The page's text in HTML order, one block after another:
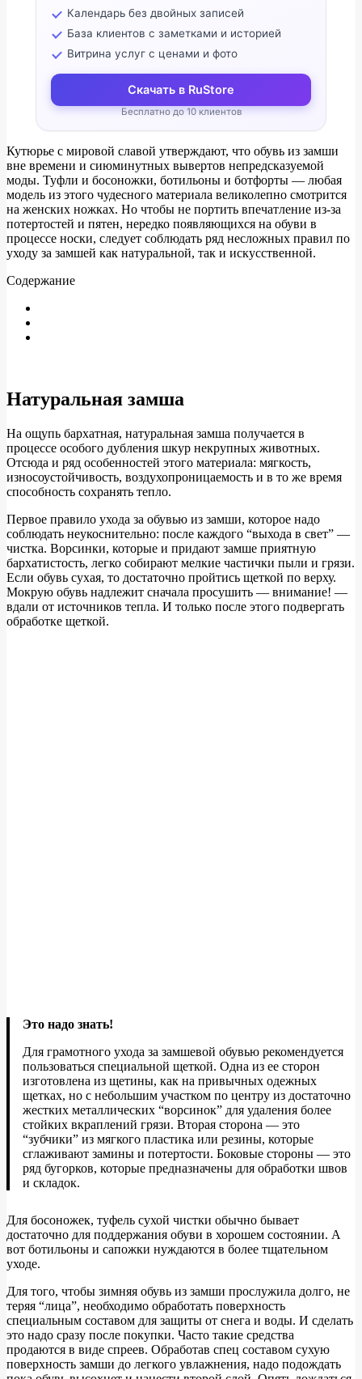
Календарь без двойных записей
База клиентов с заметками и историей
Витрина услуг с ценами и фото
Скачать в RuStore
Бесплатно до 10 клиентов
Кутюрье с мировой славой утверждают, что обувь из замши
вне времени и сиюминутных вывертов непредсказуемой
моды. Туфли и босоножки, ботильоны и ботфорты — любая
модель из этого чудесного материала великолепно смотрится
на женских ножках. Но чтобы не портить впечатление из-за
потертостей и пятен, нередко появляющихся на обуви в
процессе носки, следует соблюдать ряд несложных правил по
уходу за замшей как натуральной, так и искусственной.
Содержание
Натуральная замша
На ощупь бархатная, натуральная замша получается в
процессе особого дубления шкур некрупных животных.
Отсюда и ряд особенностей этого материала: мягкость,
износоустойчивость, воздухопроницаемость и в то же время
способность сохранять тепло.
Первое правило ухода за обувью из замши, которое надо
соблюдать неукоснительно: после каждого “выхода в свет” —
чистка. Ворсинки, которые и придают замше приятную
бархатистость, легко собирают мелкие частички пыли и грязи.
Если обувь сухая, то достаточно пройтись щеткой по верху.
Мокрую обувь надлежит сначала просушить — внимание! —
вдали от источников тепла. И только после этого подвергать
обработке щеткой.
Это надо знать!
Для грамотного ухода за замшевой обувью рекомендуется
пользоваться специальной щеткой. Одна из ее сторон
изготовлена из щетины, как на привычных одежных
щетках, но с небольшим участком по центру из достаточно
жестких металлических “ворсинок” для удаления более
стойких вкраплений грязи. Вторая сторона — это
“зубчики” из мягкого пластика или резины, которые
сглаживают замины и потертости. Боковые стороны — это
ряд бугорков, которые предназначены для обработки швов
и складок.
Для босоножек, туфель сухой чистки обычно бывает
достаточно для поддержания обуви в хорошем состоянии. А
вот ботильоны и сапожки нуждаются в более тщательном
уходе.
Для того, чтобы зимняя обувь из замши прослужила долго, не
теряя “лица”, необходимо обработать поверхность
специальным составом для защиты от снега и воды. И сделать
это надо сразу после покупки. Часто такие средства
продаются в виде спреев. Обработав спец составом сухую
поверхность замши до легкого увлажнения, надо подождать